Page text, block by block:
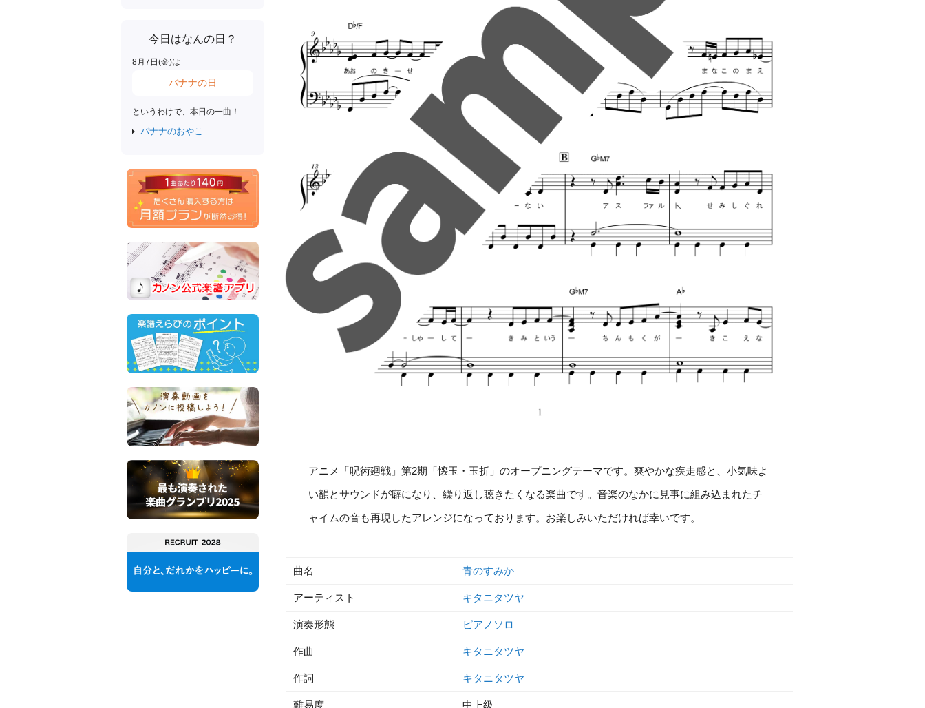
今日はなんの日？
8月 7 日(金)は
バナナの日
というわけで、本日の一曲！
バナナのおやこ
アニメ「呪術廻戦」第2期「懐玉・玉折」のオープニングテーマです。爽やかな疾走感と、小気味よ
い韻とサウンドが癖になり、繰り返し聴きたくなる楽曲です。音楽のなかに見事に組み込まれたチ
ャイムの音も再現したアレンジになっております。お楽しみいただければ幸いです。
曲名 青のすみか
アーティスト キタニタツヤ
演奏形態 ピアノソロ
作曲 キタニタツヤ
作詞 キタニタツヤ
難易度 中上級